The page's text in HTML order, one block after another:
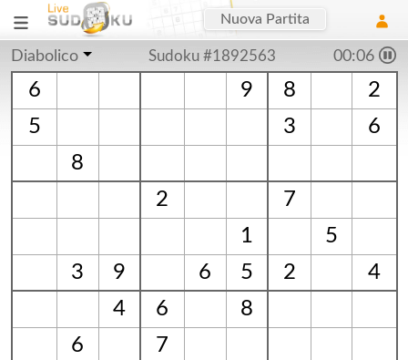
Nuova Partita
Diabolico Sudoku #1892563 00:06
6 9 8
2
5
3
6
8
2
7
1
5
3
9 6 5 2
4
4
6
8
6
7